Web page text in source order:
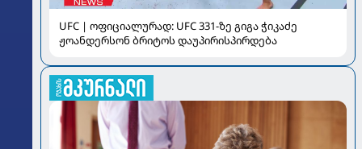
UFC | ოფიციალურად: UFC 331-ზე გიგა ჭიკაძე
ჟოანდერსონ ბრიტოს დაუპირისპირდება